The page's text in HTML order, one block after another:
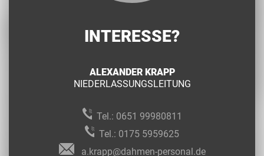
INTERESSE?
ALEXANDER KRAPP
NIEDERLASSUNGSLEITUNG
Tel.: 0651 99980811
Tel.: 0175 5959625
a.krapp@dahmen-personal.de